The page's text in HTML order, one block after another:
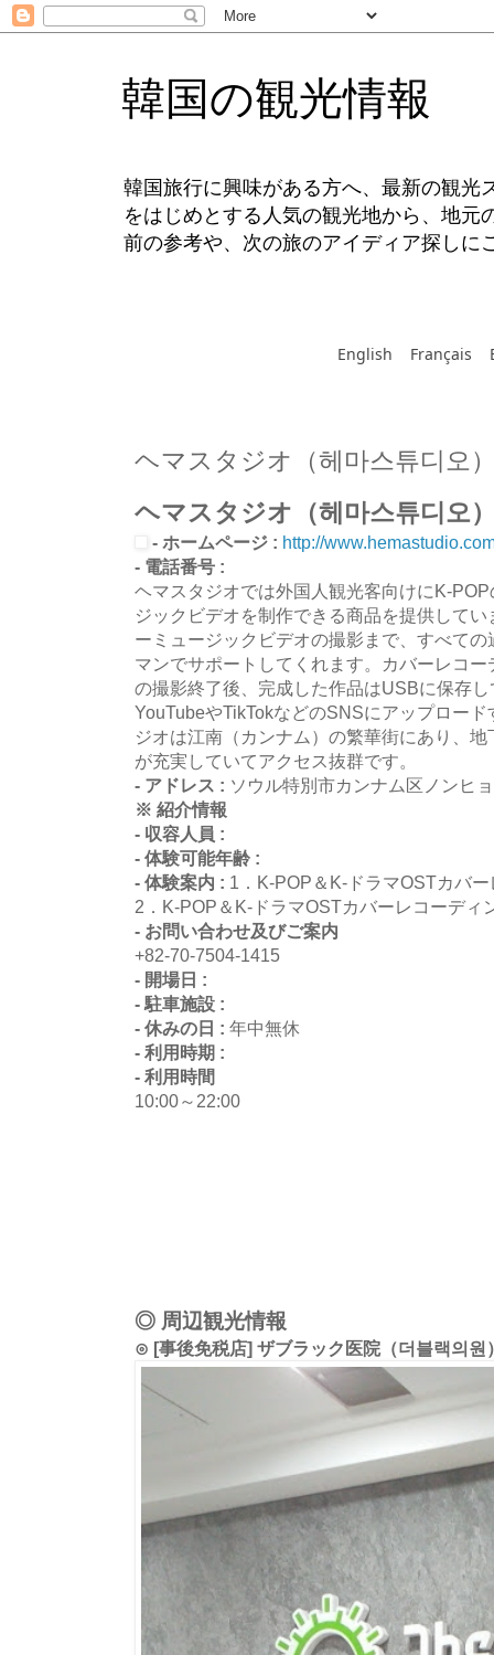
韓国の観光情報
韓国旅行に興味がある方へ、最新の観光
をはじめとする人気の観光地から、地
前の参考や、次の旅のアイディア探しに
English Français
ヘマスタジオ（헤마스튜디오
ヘマスタジオ（헤마스튜디오
- ホームページ : http://
- 電話番号 :
ヘマスタジオでは外国人観光客向けにK-
ジックビデオを制作できる商品を提供して
ーミュージックビデオの撮影まで、すべて
マンでサポートしてくれます。カバーレコ
の撮影終了後、完成した作品はUSBに保存
YouTubeやTikTokなどのSNSにアップロー
ジオは江南（カンナム）の繁華街にあり、
が充実していてアクセス抜群です。
- アドレス : ソウル特別市カンナム区ノンヒ
※ 紹介情報
- 収容人員 :
- 体験可能年齢 :
- 体験案内 : 1．K-POP＆K-ドラマOSTカバ
2．K-POP＆K-ドラマOSTカバーレコーディ
- お問い合わせ及びご案内
+82-70-7504-1415
- 開場日 :
- 駐車施設 :
- 休みの日 : 年中無休
- 利用時期 :
- 利用時間
10:00～22:00
◎ 周辺観光情報
⊙ [事後免税店] ザブラック医院（더블랙의원